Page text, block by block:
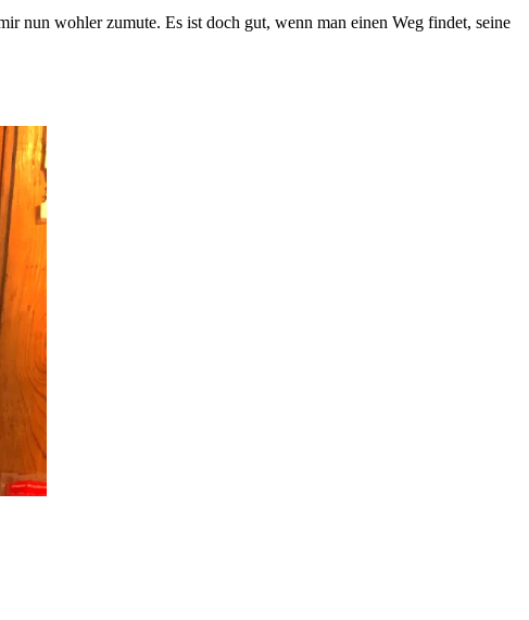
nun wohler zumute. Es ist doch gut, wenn man einen Weg findet, seine